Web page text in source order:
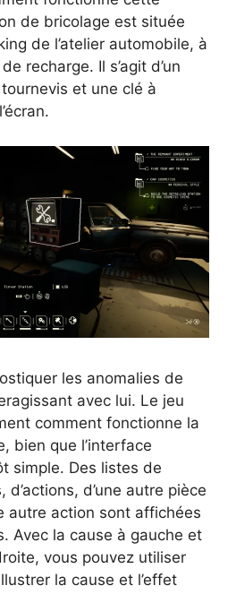
de bricolage est située
de l’atelier automobile, à
recharge. Il s’agit d’un
et une clé à
les anomalies de
avec lui. Le jeu
comment fonctionne la
bien que l’interface
simple. Des listes de
d’une autre pièce
autre action sont affichées
Avec la cause à gauche et
vous pouvez utiliser
la cause et l’effet